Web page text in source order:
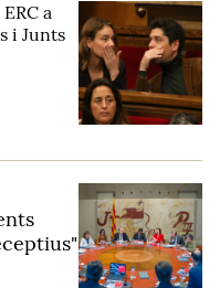
a
i Junts